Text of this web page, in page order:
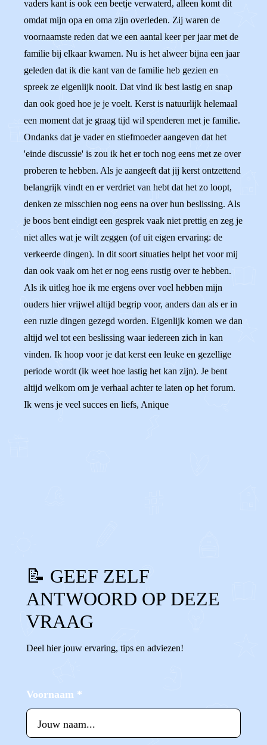
vaders kant is ook een beetje verwaterd, alleen komt dit
omdat mijn opa en oma zijn overleden. Zij waren de
voornaamste reden dat we een aantal keer per jaar met de
familie bij elkaar kwamen. Nu is het alweer bijna een jaar
geleden dat ik die kant van de familie heb gezien en
spreek ze eigenlijk nooit. Dat vind ik best lastig en snap
dan ook goed hoe je je voelt. Kerst is natuurlijk helemaal
een moment dat je graag tijd wil spenderen met je familie.
Ondanks dat je vader en stiefmoeder aangeven dat het
'einde discussie' is zou ik het er toch nog eens met ze over
proberen te hebben. Als je aangeeft dat jij kerst ontzettend
belangrijk vindt en er verdriet van hebt dat het zo loopt,
denken ze misschien nog eens na over hun beslissing. Als
je boos bent eindigt een gesprek vaak niet prettig en zeg je
niet alles wat je wilt zeggen (of uit eigen ervaring: de
verkeerde dingen). In dit soort situaties helpt het voor mij
dan ook vaak om het er nog eens rustig over te hebben.
Als ik uitleg hoe ik me ergens over voel hebben mijn
ouders hier vrijwel altijd begrip voor, anders dan als er in
een ruzie dingen gezegd worden. Eigenlijk komen we dan
altijd wel tot een beslissing waar iedereen zich in kan
vinden. Ik hoop voor je dat kerst een leuke en gezellige
periode wordt (ik weet hoe lastig het kan zijn). Je bent
altijd welkom om je verhaal achter te laten op het forum.
Ik wens je veel succes en liefs, Anique
📝 GEEF ZELF
ANTWOORD OP DEZE
VRAAG
Deel hier jouw ervaring, tips en adviezen!
Voornaam *